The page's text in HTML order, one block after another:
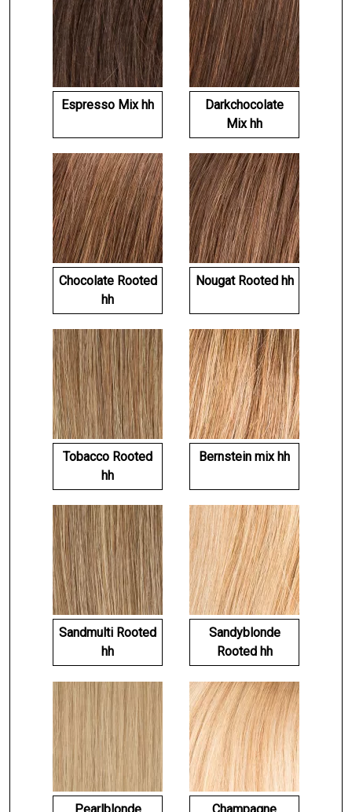
Espresso Mix hh
Darkchocolate
Mix hh
Chocolate Rooted
hh
Nougat Rooted hh
Tobacco Rooted
hh
Bernstein mix hh
Sandmulti Rooted
hh
Sandyblonde
Rooted hh
Pearlblonde Champagne